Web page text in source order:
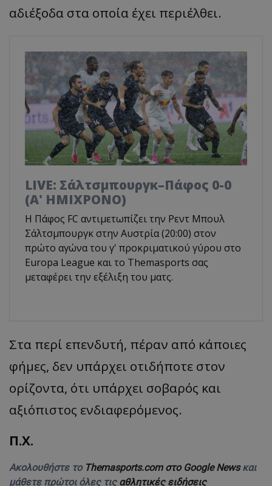
αδιέξοδα στα οποία έχει περιέλθει.
LIVE: Σάλτσμπουργκ–Πάφος 0-0
(Α' ΗΜΙΧΡΟΝΟ)
Η Πάφος FC αντιμετωπίζει την Ρεντ Μπουλ
Σάλτσμπουργκ στην Αυστρία (20:00) στον
πρώτο αγώνα του γ' προκριματικού γύρου στο
Europa League και το Τhemasports σας
μεταφέρει την εξέλιξη του ματς.
Στα περί επενδυτή, πέραν από κάποιες
φήμες, δεν υπάρχει οτιδήποτε στον
ορίζοντα, ότι υπάρχει σοβαρός και
αξιόπιστος ενδιαφερόμενος.
Π.Χ.
Ακολουθήστε το Themasports.com στο Google Newsκαι
μάθετε πρώτοι όλες τις αθλητικές ειδήσεις